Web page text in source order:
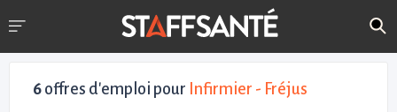
6 offres d'emploi pour Infirmier - Fréjus